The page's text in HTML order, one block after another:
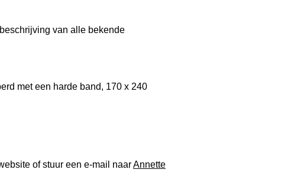
van alle bekende
met een harde band, 170 x 240
of stuur een e-mail naarAnnette